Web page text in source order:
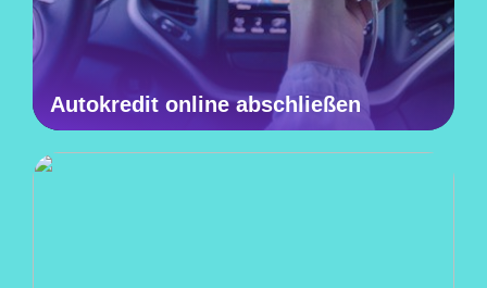
Autokredit online abschließen